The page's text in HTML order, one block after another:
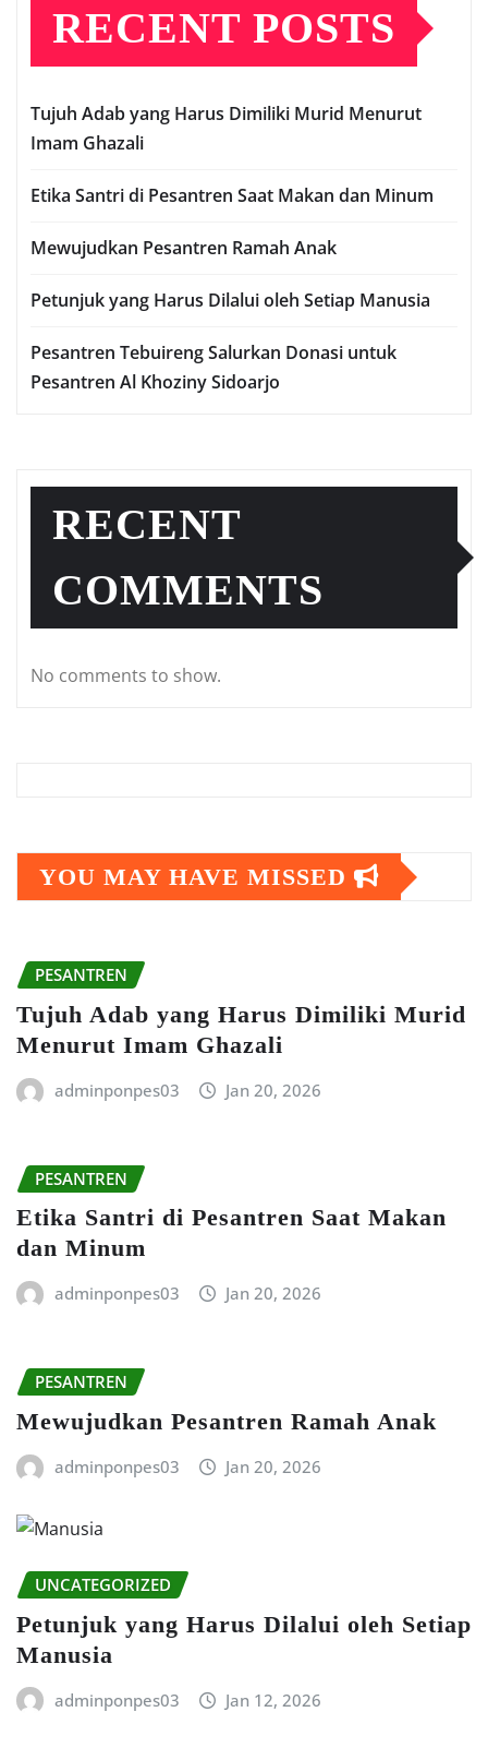
RECENT POSTS
Tujuh Adab yang Harus Dimiliki Murid Menurut
Imam Ghazali
Etika Santri di Pesantren Saat Makan dan Minum
Mewujudkan Pesantren Ramah Anak
Petunjuk yang Harus Dilalui oleh Setiap Manusia
Pesantren Tebuireng Salurkan Donasi untuk
Pesantren Al Khoziny Sidoarjo
RECENT
COMMENTS
No comments to show.
YOU MAY HAVE MISSED
PESANTREN
Tujuh Adab yang Harus Dimiliki Murid
Menurut Imam Ghazali
adminponpes03 Jan 20, 2026
PESANTREN
Etika Santri di Pesantren Saat Makan
dan Minum
adminponpes03 Jan 20, 2026
PESANTREN
Mewujudkan Pesantren Ramah Anak
adminponpes03 Jan 20, 2026
UNCATEGORIZED
Petunjuk yang Harus Dilalui oleh Setiap
Manusia
adminponpes03 Jan 12, 2026